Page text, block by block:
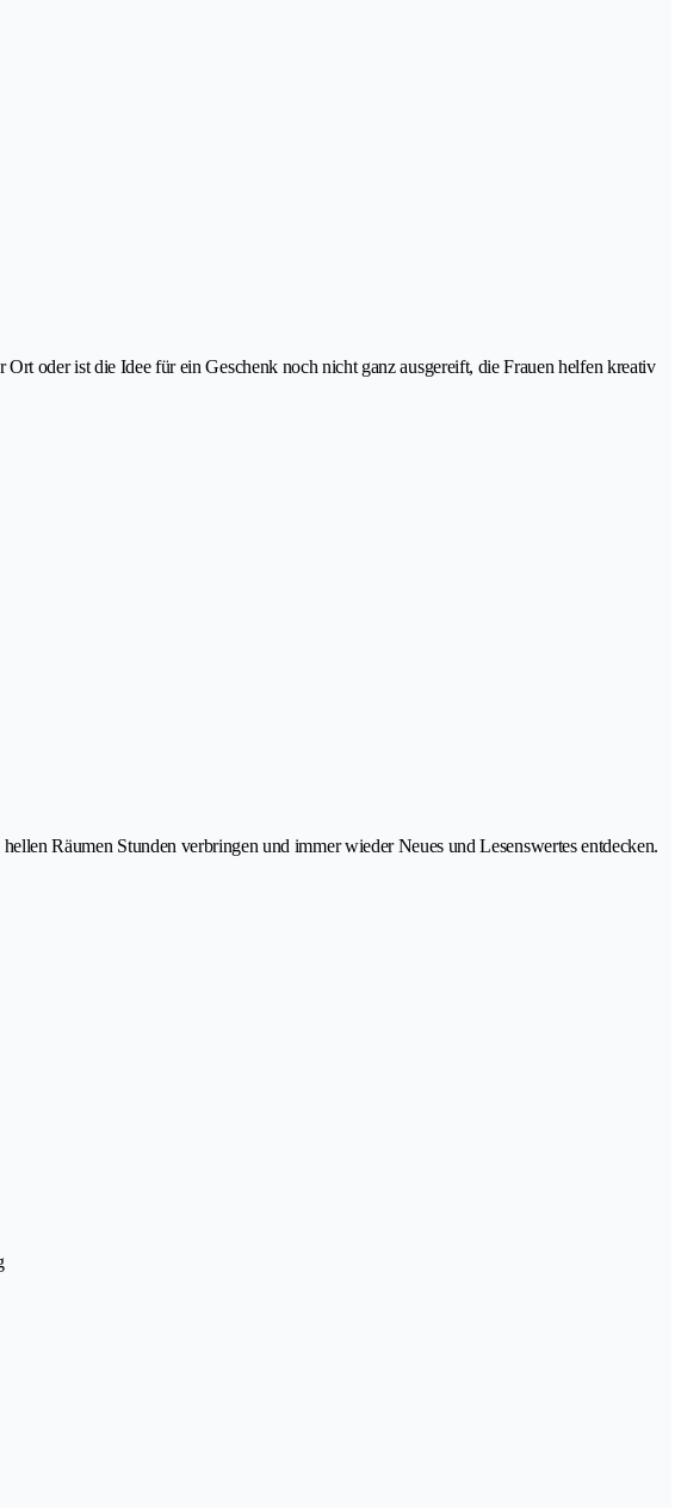
oder ist die Idee für ein Geschenk noch nicht ganz ausgereift, die Frauen helfen kreativ
Räumen Stunden verbringen und immer wieder Neues und Lesenswertes entdecken.